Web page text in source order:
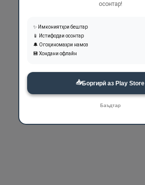
осонтар!
✨ Имкониятҳои бештар
📱 Истифодаи осонтар
🔔 Огоҳиномаҳои намоз
💾 Хондани офлайн
📥Боргирӣ аз Play Store
Баъдтар